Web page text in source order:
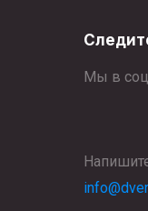
Мы в